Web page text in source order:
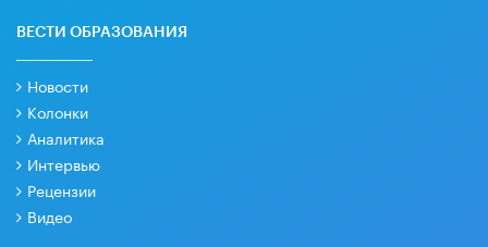
ВЕСТИ ОБРАЗОВАНИЯ
Новости
Колонки
Аналитика
Интервью
Рецензии
Видео